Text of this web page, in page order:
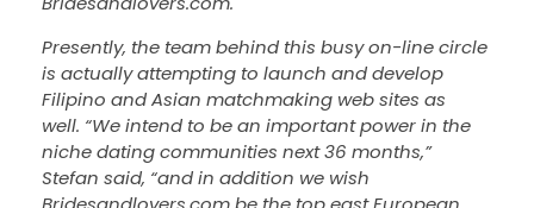
Presently, the team behind this busy on-line circle
is actually attempting to launch and develop
Filipino and Asian matchmaking web sites as
well. “We intend to be an important power in the
niche dating communities next 36 months,”
Stefan said, “and in addition we wish